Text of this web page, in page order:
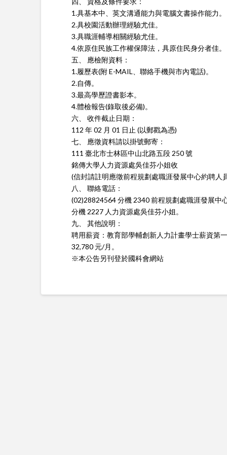
1.具基本中、英文溝通能力與電腦文書操作能力。
2.具校園活動辦理經驗尤佳。
3.具職涯輔導相關經驗尤佳。
4.依原住民族工作權保障法，具原住民身分者佳。
五、 應檢附資料：
1.履歷表(附 E-MAIL、聯絡手機與市內電話)。
2.自傳。
3.最高學歷證書影本。
4.體檢報告(錄取後必備)。
六、 收件截止日期：
112 年 02 月 01 日止 (以郵戳為憑)
七、 應徵資料請以掛號郵寄：
111 臺北市士林區中山北路五段 250 號
銘傳大學人力資源處吳佳芬小姐收
(信封請註明應徵前程規劃處職涯發展中心約聘人員
八、 聯絡電話：
(02)28824564 分機 2340 前程規劃處職涯發展中
分機 2227 人力資源處吳佳芬小姐。
九、 其他說明：
聘用薪資：教育部學輔創新人力計畫學士薪資第
32,780 元/月。
※本公告另刊登於國科會網站